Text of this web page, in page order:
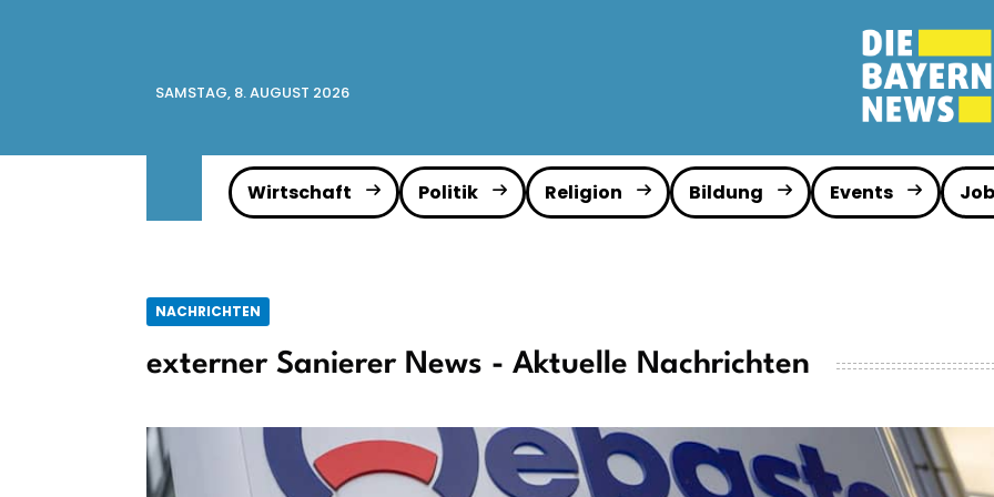
SAMSTAG, 8. AUGUST 2026
Wirtschaft Politik Religion Bildung Events
NACHRICHTEN
externer Sanierer News - Aktuelle Nachrichten